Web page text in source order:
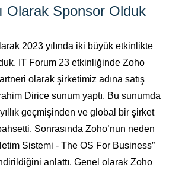
Olarak Sponsor Olduk
2023 yılında iki büyük etkinlikte
IT Forum 23 etkinliğinde Zoho
olarak şirketimiz adına satış
Dirice sunum yaptı. Bu sunumda
geçmişinden ve global bir şirket
Sonrasında Zoho’nun neden
Sistemi - The OS For Business”
anlattı. Genel olarak Zoho